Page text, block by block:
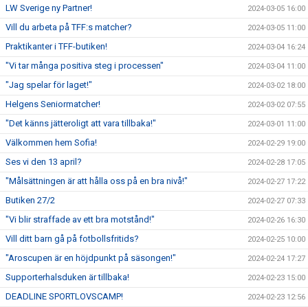
LW Sverige ny Partner! 2024-03-05 16:00
Vill du arbeta på TFF:s matcher? 2024-03-05 11:00
Praktikanter i TFF-butiken! 2024-03-04 16:24
"Vi tar många positiva steg i processen" 2024-03-04 11:00
"Jag spelar för laget!" 2024-03-02 18:00
Helgens Seniormatcher! 2024-03-02 07:55
"Det känns jätteroligt att vara tillbaka!" 2024-03-01 11:00
Välkommen hem Sofia! 2024-02-29 19:00
Ses vi den 13 april? 2024-02-28 17:05
"Målsättningen är att hålla oss på en bra nivå!" 2024-02-27 17:22
Butiken 27/2 2024-02-27 07:33
"Vi blir straffade av ett bra motstånd!" 2024-02-26 16:30
Vill ditt barn gå på fotbollsfritids? 2024-02-25 10:00
"Aroscupen är en höjdpunkt på säsongen!" 2024-02-24 17:27
Supporterhalsduken är tillbaka! 2024-02-23 15:00
DEADLINE SPORTLOVSCAMP! 2024-02-23 12:56